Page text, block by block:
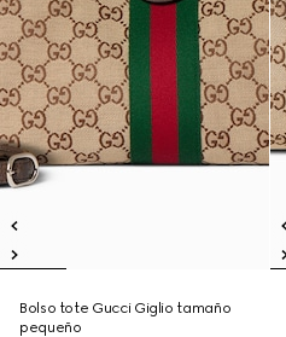
Bolso tote Gucci Giglio tamaño
pequeño